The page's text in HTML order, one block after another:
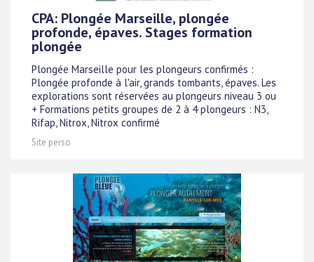
CPA: Plongée Marseille, plongée
profonde, épaves. Stages formation
plongée
Plongée Marseille pour les plongeurs confirmés :
Plongée profonde à l'air, grands tombants, épaves. Les
explorations sont réservées au plongeurs niveau 3 ou
+ Formations petits groupes de 2 à 4 plongeurs : N3,
Rifap, Nitrox, Nitrox confirmé
Site perso